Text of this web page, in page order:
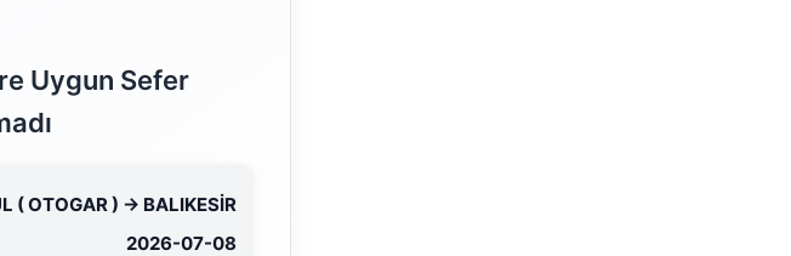
Uygun Sefer
( OTOGAR ) → BALIKESİR
2026-07-08